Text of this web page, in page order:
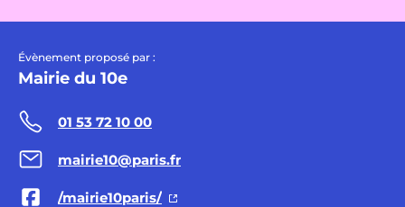
Évènement proposé par :
Mairie du 10e
01 53 72 10 00
mairie10@paris.fr
/mairie10paris/